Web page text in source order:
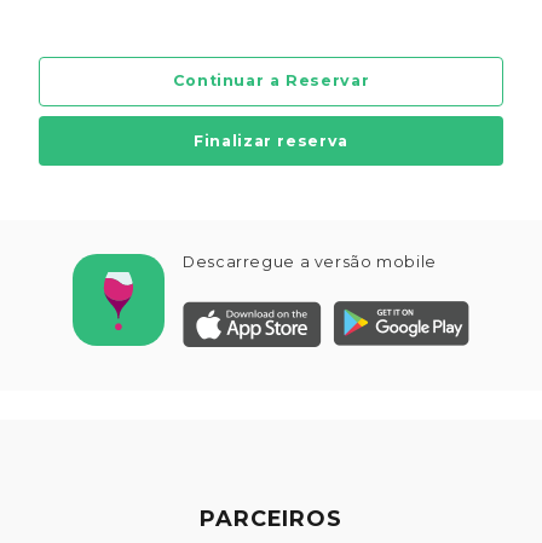
Continuar a Reservar
Finalizar reserva
Descarregue a versão mobile
PARCEIROS